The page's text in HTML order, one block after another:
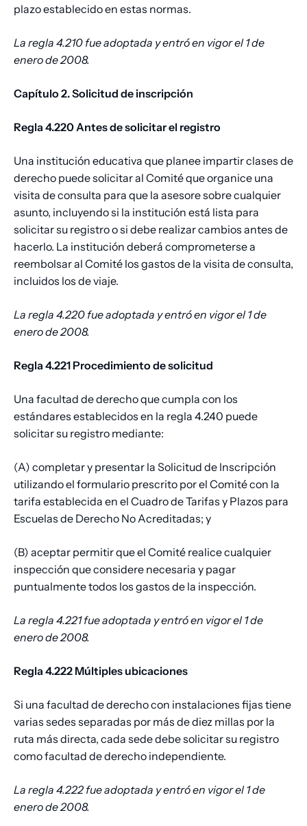
plazo establecido en estas normas.
La regla 4.210 fue adoptada y entró en vigor el 1 de
enero de 2008.
Capítulo 2. Solicitud de inscripción
Regla 4.220 Antes de solicitar el registro
Una institución educativa que planee impartir clases de
derecho puede solicitar al Comité que organice una
visita de consulta para que la asesore sobre cualquier
asunto, incluyendo si la institución está lista para
solicitar su registro o si debe realizar cambios antes de
hacerlo. La institución deberá comprometerse a
reembolsar al Comité los gastos de la visita de consulta,
incluidos los de viaje.
La regla 4.220 fue adoptada y entró en vigor el 1 de
enero de 2008.
Regla 4.221 Procedimiento de solicitud
Una facultad de derecho que cumpla con los
estándares establecidos en la regla 4.240 puede
solicitar su registro mediante:
(A) completar y presentar la Solicitud de Inscripción
utilizando el formulario prescrito por el Comité con la
tarifa establecida en el Cuadro de Tarifas y Plazos para
Escuelas de Derecho No Acreditadas; y
(B) aceptar permitir que el Comité realice cualquier
inspección que considere necesaria y pagar
puntualmente todos los gastos de la inspección.
La regla 4.221 fue adoptada y entró en vigor el 1 de
enero de 2008.
Regla 4.222 Múltiples ubicaciones
Si una facultad de derecho con instalaciones fijas tiene
varias sedes separadas por más de diez millas por la
ruta más directa, cada sede debe solicitar su registro
como facultad de derecho independiente.
La regla 4.222 fue adoptada y entró en vigor el 1 de
enero de 2008.